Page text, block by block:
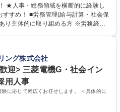
理、給与
安全衛生、健康経営推進等をお任せ
など、幅広く経験を積んでいただき
境です。 募集職種 【総
組織運営を支えるゼネラリストを目
★人事・総務領域を横断的に経験し
与計算・社会保
り主体的に取り組める方 ※労務経験
保険手続き・勤怠管理など）の経験
ング株式会社
迎> 三菱電機G・社会イン
用人事
に応じて幅広くお任せします。 ＜具体的に